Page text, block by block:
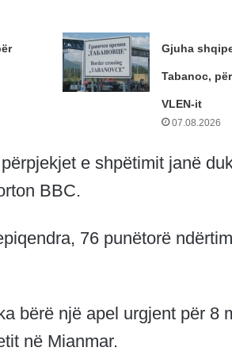
Gjuha
Tabanoc,
VLEN-it
07.08.2026
e shpëtimit janë
BBC.
76 punëtorë
bërë një apel urgjent për 8
në Mianmar.